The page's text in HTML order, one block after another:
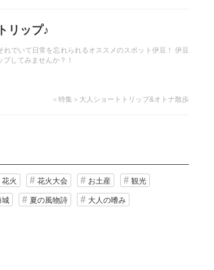
リップ♪
れでいて日常を忘れられるオススメのスポット伊豆！ 伊豆
してみませんか？！
＜特集＞大人ショートトリップ&オトナ散歩
花火 花火大会 お土産 観光
城 夏の風物詩 大人の嗜み